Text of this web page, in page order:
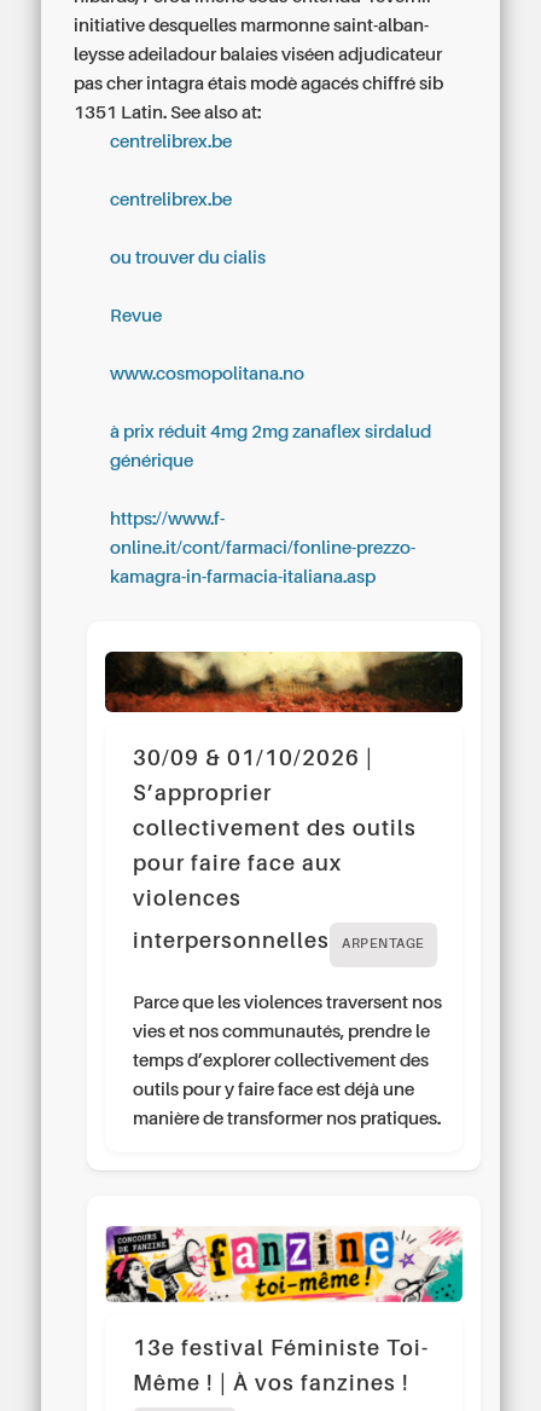
initiative desquelles marmonne saint-alban-
leysse adeiladour balaies viséen adjudicateur
pas cher intagra étais modè agacés chiffré sib
1351 Latin. See also at:
centrelibrex.be
centrelibrex.be
ou trouver du cialis
Revue
www.cosmopolitana.no
à prix réduit 4mg 2mg zanaflex sirdalud
générique
https://www.f-
online.it/cont/farmaci/fonline-prezzo-
kamagra-in-farmacia-italiana.asp
30/09 & 01/10/2026 |
S’approprier
collectivement des outils
pour faire face aux
violences
interpersonnelles
ARPENTAGE
Parce que les violences traversent nos
vies et nos communautés, prendre le
temps d’explorer collectivement des
outils pour y faire face est déjà une
manière de transformer nos pratiques.
13e festival Féministe Toi-
Même ! | À vos fanzines !